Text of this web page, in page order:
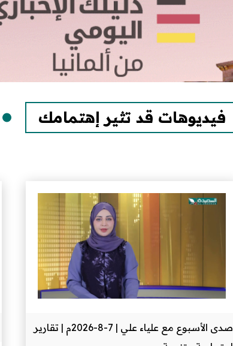
فيديوهات قد تثير إهتمامك
صدى الأسبوع مع علياء علي | 7-8-2026م | تقارير